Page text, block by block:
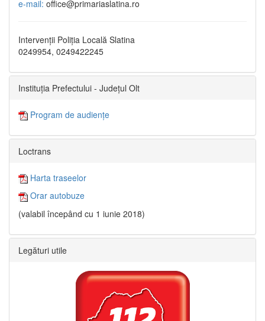
e-mail: office@primariaslatina.ro
Intervenții Poliția Locală Slatina
0249954, 0249422245
Instituția Prefectului - Județul Olt
Program de audiențe
Loctrans
Harta traseelor
Orar autobuze
(valabil începând cu 1 iunie 2018)
Legături utile